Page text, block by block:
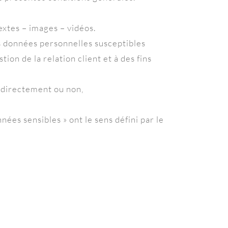
– images – vidéos.
personnelles susceptibles
de la relation client et à des fins
ou non,
sensibles » ont le sens défini par le